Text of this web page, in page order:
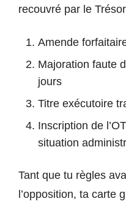
recouvré par le
Amende
Majoration faute
jours
Titre exécutoire
Inscription de
situation
Tant que tu règles
l’opposition, ta carte